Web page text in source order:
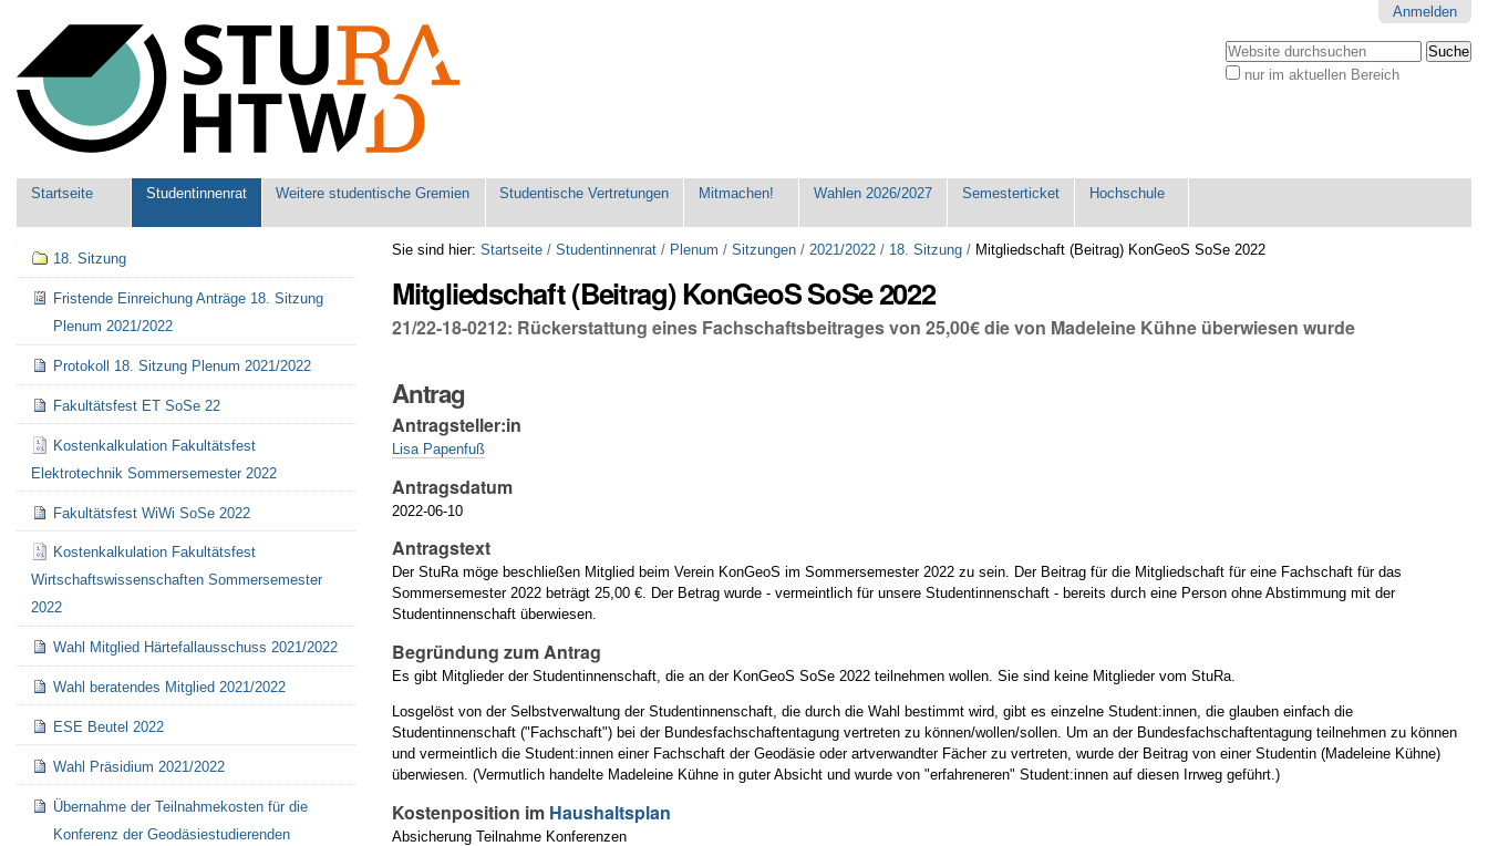
Werkzeuge
Anmelden
Website durchsuchen
nur im aktuellen Bereich
Sektionen
Startseite Studentinnenrat Weitere studentische Gremien Studentische Vertretungen Mitmachen! Wahlen 2026/2027 Semesterticket Hochschule
Sie sind hier: Startseite /Studentinnenrat / Plenum /Sitzungen /2021/2022 / 18. Sitzung / Mitgliedschaft (Beitrag) KonGeoS SoSe 2022
Mitgliedschaft (Beitrag) KonGeoS SoSe 2022
21/22-18-0212: Rückerstattung eines Fachschaftsbeitrages von 25,00€ die von Madeleine Kühne überwiesen wurde
Antrag
Antragsteller:in
Lisa Papenfuß
Antragsdatum
2022-06-10
Antragstext
Der StuRa möge beschließen Mitglied beim Verein KonGeoS im Sommersemester 2022 zu sein. Der Beitrag für die Mitgliedschaftfür eine Fachschaft für das
Sommersemester 2022 beträgt 25,00 €. Der Betrag wurde - vermeintlich für unsere Studentinnenschaft - bereits durch eine Person ohne Abstimmung mit der
Studentinnenschaft überwiesen.
Begründung zum Antrag
Es gibt Mitglieder der Studentinnenschaft, die an der KonGeoS SoSe 2022 teilnehmen wollen. Sie sind keine Mitglieder vom StuRa.
Losgelöst von der Selbstverwaltung der Studentinnenschaft, die durch die Wahl bestimmt wird, gibt es einzelne Student:innen, die glauben einfach die
Studentinnenschaft ("Fachschaft") bei der Bundesfachschaftentagung vertreten zu können/wollen/sollen. Um an der Bundesfachschaftentagung teilnehmen zu können
und vermeintlich die Student:innen einer Fachschaft der Geodäsie oder artverwandter Fächer zu vertreten, wurde der Beitrag von einer Studentin (Madeleine Kühne)
überwiesen. (Vermutlich handelte Madeleine Kühne in guter Absicht und wurde von "erfahreneren" Student:innen auf diesen Irrweg geführt.)
Kostenposition im Haushaltsplan
Absicherung Teilnahme Konferenzen
Navigation
18. Sitzung
Fristende Einreichung Anträge 18. Sitzung
Plenum 2021/2022
Protokoll 18. Sitzung Plenum 2021/2022
Fakultätsfest ET SoSe 22
Kostenkalkulation Fakultätsfest
Elektrotechnik Sommersemester 2022
Fakultätsfest WiWi SoSe 2022
Kostenkalkulation Fakultätsfest
Wirtschaftswissenschaften Sommersemester
2022
Wahl Mitglied Härtefallausschuss 2021/2022
Wahl beratendes Mitglied 2021/2022
ESE Beutel 2022
Wahl Präsidium 2021/2022
Übernahme der Teilnahmekosten für die
Konferenz der Geodäsiestudierenden